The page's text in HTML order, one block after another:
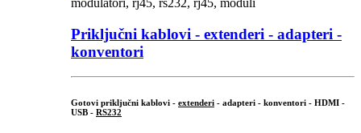
Priključni kablovi - extenderi - adapteri -
konventori
Gotovi priključni kablovi - extenderi - adapteri - konventori - HDMI -
USB - RS232